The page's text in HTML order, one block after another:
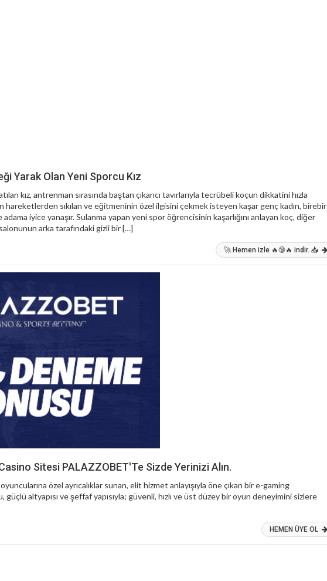
Yarak Olan Yeni Sporcu Kız
kız, antrenman sırasında baştan çıkarıcı tavırlarıyla tecrübeli koçun dikkatini hızla
hareketlerden sıkılan ve eğitmeninin özel ilgisini çekmek isteyen kaşar genç kadın, birebir
iyice yanaşır. Sulanma yapan yeni spor öğrencisinin kaşarlığını anlayan koç, diğer
arka tarafındaki gizli bir […]
🚀 Hemen izle 🔥🔞🔥 indir. 📥
Sitesi PALAZZOBET'Te Sizde Yerinizi Alın.
özel ayrıcalıklar sunan, elit hizmet anlayışıyla öne çıkan bir e-gaming
altyapısı ve şeffaf yapısıyla; güvenli, hızlı ve üst düzey bir oyun deneyimini sizlere
HEMEN ÜYE OL